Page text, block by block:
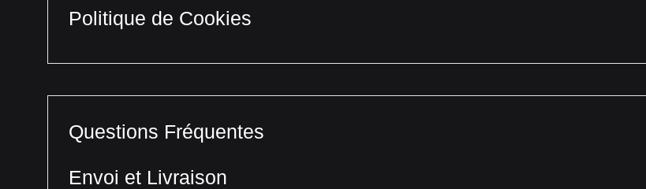
Politique de Cookies
Questions Fréquentes
Envoi et Livraison